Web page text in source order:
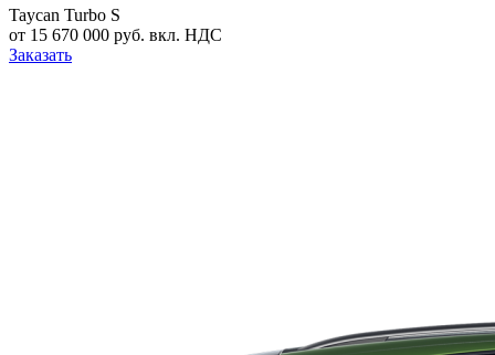
Taycan Turbo S
от 15 670 000 руб. вкл. НДС
Заказать